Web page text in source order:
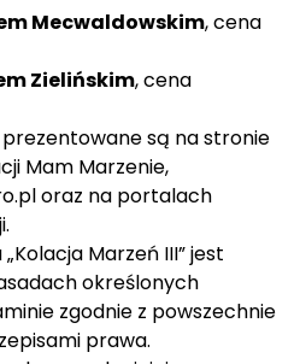
Mecwaldowskim, cena
Zielińskim, cena
są na stronie
Mam Marzenie,
oraz na portalach
Marzeń III” jest
określonych
zgodnie z powszechnie
prawa.